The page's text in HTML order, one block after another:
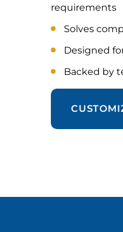
requirements
Solves
Designed
Backed by